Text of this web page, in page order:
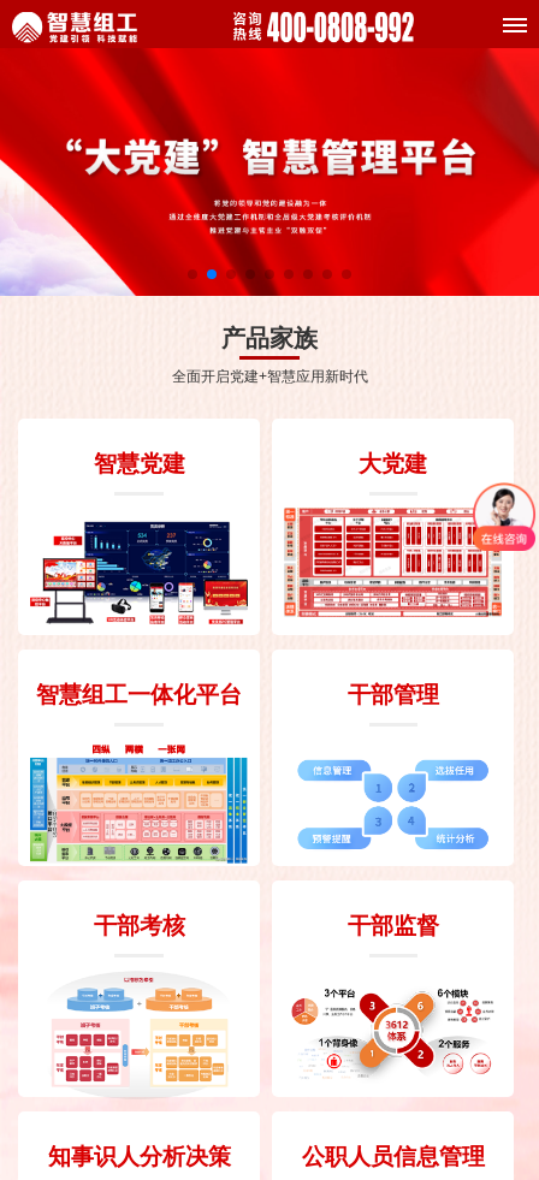
产品家族
全面开启党建+智慧应用新时代
智慧党建 大党建
智慧组工一体化平台 干部管理
干部考核 干部监督
知事识人分析决策 公职人员信息管理